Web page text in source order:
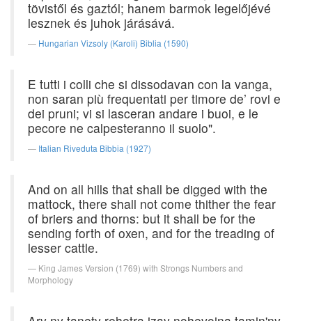
tövistől és gaztól; hanem barmok legelőjévé
lesznek és juhok járásává.
Hungarian Vizsoly (Karoli) Biblia (1590)
E tutti i colli che si dissodavan con la vanga,
non saran più frequentati per timore de’ rovi e
dei pruni; vi si lasceran andare i buoi, e le
pecore ne calpesteranno il suolo".
Italian Riveduta Bibbia (1927)
And on all hills that shall be digged with the
mattock, there shall not come thither the fear
of briers and thorns: but it shall be for the
sending forth of oxen, and for the treading of
lesser cattle.
King James Version (1769) with Strongs Numbers and
Morphology